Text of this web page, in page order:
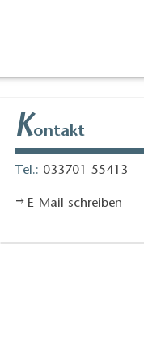
Kontakt
Tel.: 033701-55413
E-Mail schreiben